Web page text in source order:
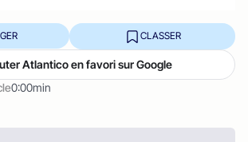
0:00min
CLASSER
Atlantico en favori sur Google